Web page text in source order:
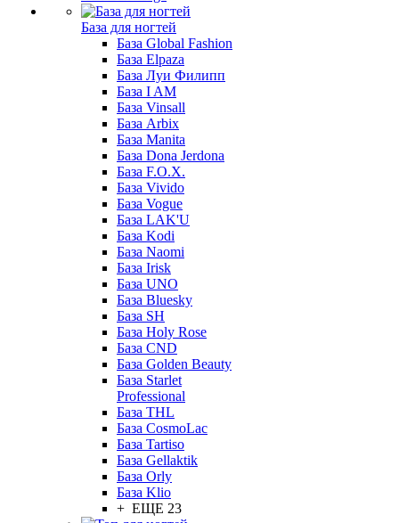
База для ногтей
База Global Fashion
База Elpaza
База Луи Филипп
База I AM
База Vinsall
База Arbix
База Manita
База Dona Jerdona
База F.O.X.
База Vivido
База Vogue
База LAK'U
База Kodi
База Naomi
База Irisk
База UNO
База Bluesky
База SH
База Holy Rose
База CND
База Golden Beauty
База Starlet
Professional
База THL
База CosmoLac
База Tartiso
База Gellaktik
База Orly
База Klio
+ ЕЩЕ 23